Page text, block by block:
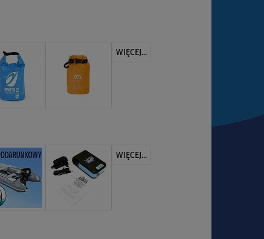
WIĘCEJ...
WIĘCEJ...